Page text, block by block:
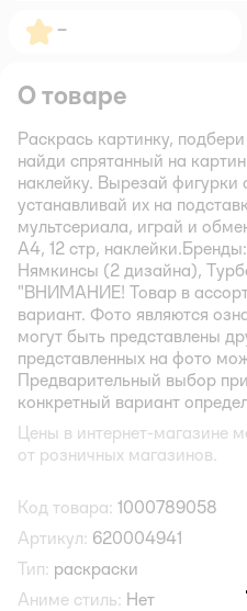
Рейтинг:
–
О товаре
Раскрась картинку,
найди спрятанный на
наклейку. Вырезай фигурки
устанавливай их на
мультсериала, играй и
А4, 12 стр,
Нямкинсы (2 дизайна),
"ВНИМАНИЕ! Товар в
вариант. Фото являются
могут быть представлены
представленных на фото
Предварительный выбор
конкретный вариант
Цены в интернет-магазине
от розничных магазинов.
Код товара: 1000789058
Артикул: 620004941
Тип: раскраски
Аниме стиль: Нет